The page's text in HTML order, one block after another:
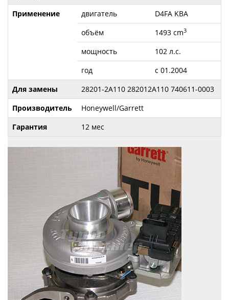
Применение
двигатель
D4FA KBA
объём
1493 cm3
мощность
102 л.с.
год
с 01.2004
Для замены
28201-2A110 282012A110 740611-0003
Производитель
Honeywell/Garrett
Гарантия
12 мес